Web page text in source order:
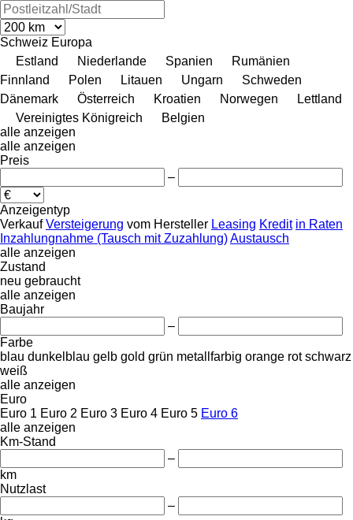
Schweiz Europa
Estland
Niederlande Spanien
Rumänien
Finnland
Polen Litauen Ungarn
Schweden
Dänemark
Österreich Kroatien Norwegen
Lettland
Vereinigtes Königreich
Belgien
alle anzeigen
alle anzeigen
Preis
–
Anzeigentyp
Verkauf Versteigerung vom Hersteller Leasing Kredit in Raten
Inzahlungnahme (Tausch mit Zuzahlung)Austausch
alle anzeigen
Zustand
neu gebraucht
alle anzeigen
Baujahr
–
Farbe
blau dunkelblau gelb gold grün metallfarbig orange rot schwarz
weiß
alle anzeigen
Euro
Euro 1 Euro 2 Euro 3 Euro 4 Euro 5 Euro 6
alle anzeigen
Km-Stand
–
km
Nutzlast
–